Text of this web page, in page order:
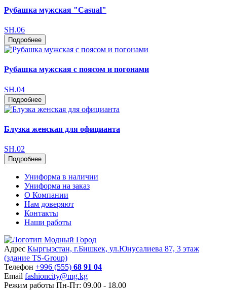
Рубашка мужская "Casual"
SH.06
Подробнее
Рубашка мужская с поясом и погонами
SH.04
Подробнее
Блузка женская для официанта
SH.02
Подробнее
Униформа в наличии
Униформа на заказ
О Компании
Нам доверяют
Контакты
Наши работы
Адрес Кыргызстан, г.Бишкек, ул.Юнусалиева 87, 3 этаж
(здание TS-Group)
Teлефон +996 (555) 68 91 04
Email fashioncity@mg.kg
Режим работы Пн-Пт: 09.00 - 18.00